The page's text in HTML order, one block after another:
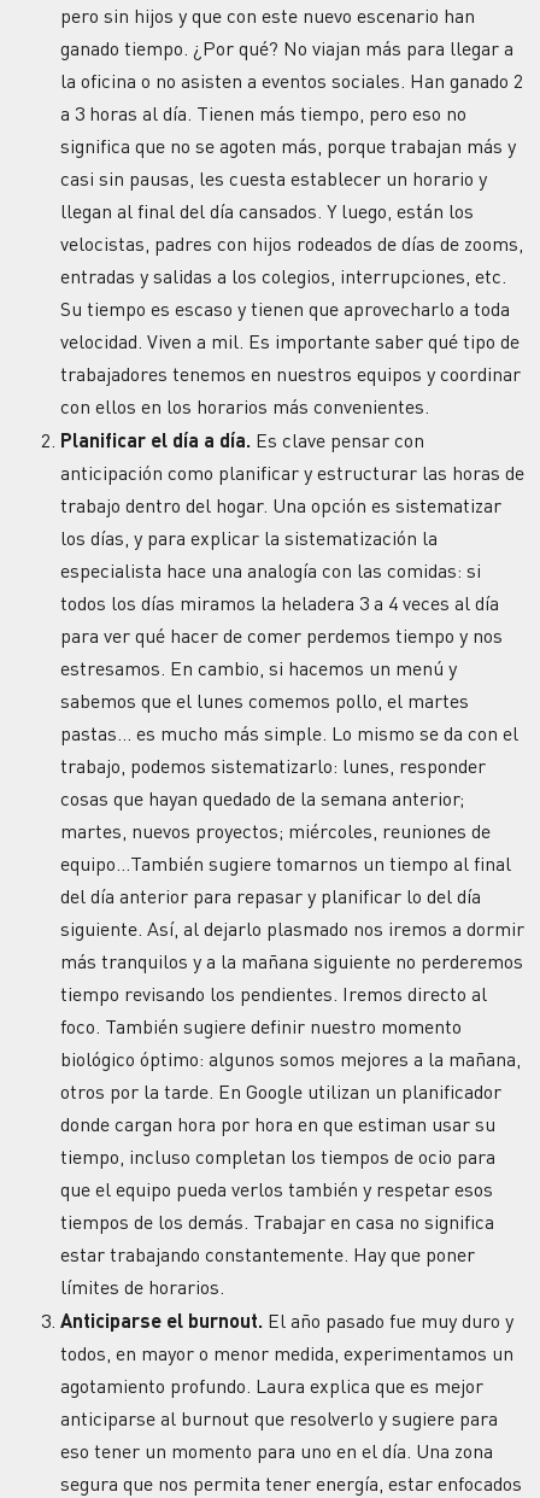
pero sin hijos y que con este nuevo escenario han
ganado tiempo. ¿Por qué? No viajan más para llegar a
la oficina o no asisten a eventos sociales. Han ganado 2
a 3 horas al día. Tienen más tiempo, pero eso no
significa que no se agoten más, porque trabajan más y
casi sin pausas, les cuesta establecer un horario y
llegan al final del día cansados. Y luego, están los
velocistas, padres con hijos rodeados de días de zooms,
entradas y salidas a los colegios, interrupciones, etc.
Su tiempo es escaso y tienen que aprovecharlo a toda
velocidad. Viven a mil. Es importante saber qué tipo de
trabajadores tenemos en nuestros equipos y coordinar
con ellos en los horarios más convenientes.
Planificar el día a día. Es clave pensar con
anticipación como planificar y estructurar las horas de
trabajo dentro del hogar. Una opción es sistematizar
los días, y para explicar la sistematización la
especialista hace una analogía con las comidas: si
todos los días miramos la heladera 3 a 4 veces al día
para ver qué hacer de comer perdemos tiempo y nos
estresamos. En cambio, si hacemos un menú y
sabemos que el lunes comemos pollo, el martes
pastas… es mucho más simple. Lo mismo se da con el
trabajo, podemos sistematizarlo: lunes, responder
cosas que hayan quedado de la semana anterior;
martes, nuevos proyectos; miércoles, reuniones de
equipo…También sugiere tomarnos un tiempo al final
del día anterior para repasar y planificar lo del día
siguiente. Así, al dejarlo plasmado nos iremos a dormir
más tranquilos y a la mañana siguiente no perderemos
tiempo revisando los pendientes. Iremos directo al
foco. También sugiere definir nuestro momento
biológico óptimo: algunos somos mejores a la mañana,
otros por la tarde. En Google utilizan un planificador
donde cargan hora por hora en que estiman usar su
tiempo, incluso completan los tiempos de ocio para
que el equipo pueda verlos también y respetar esos
tiempos de los demás. Trabajar en casa no significa
estar trabajando constantemente. Hay que poner
límites de horarios.
Anticiparse el burnout. El año pasado fue muy duro y
todos, en mayor o menor medida, experimentamos un
agotamiento profundo. Laura explica que es mejor
anticiparse al burnout que resolverlo y sugiere para
eso tener un momento para uno en el día. Una zona
segura que nos permita tener energía, estar enfocados